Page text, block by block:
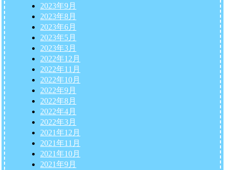
2023年9月
2023年8月
2023年6月
2023年5月
2023年3月
2022年12月
2022年11月
2022年10月
2022年9月
2022年8月
2022年4月
2022年3月
2021年12月
2021年11月
2021年10月
2021年9月